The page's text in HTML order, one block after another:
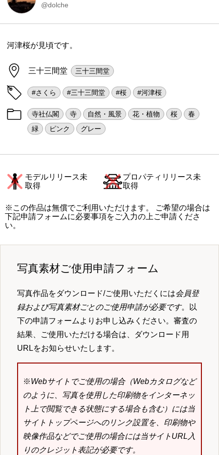
@dolche
河津桜が見頃です。
三十三間堂 三十三間堂
#さくら #三十三間堂 #桜 #河津桜
寺社仏閣 寺 自然・風景 花・植物 桜
春
緑
ピンク グレー
モデルリリース未
取得
プロパティリリース未
取得
※この作品は無償でご利用いただけます。 ご希望の場合は
下記申請フォームに必要事項をご入力の上ご申請くださ
い。
写真素材ご使用申請フォーム
写真作品をダウンロード/ご使用いただくには会員登
録および写真素材ごとのご使用申請が必要です。以
下の申請フォームよりお申し込みください。審査の
結果、ご使用いただける場合は、ダウンロード用
URLをお知らせいたします。
※Webサイトでご使用の場合（Webカタログなど
のように、写真を使用した印刷物をインターネッ
ト上で閲覧できる状態にする場合も含む）には当
サイトトップページへのリンク設置を、印刷物や
映像作品などでご使用の場合には当サイトURL入
りのクレジット表記が必要です。